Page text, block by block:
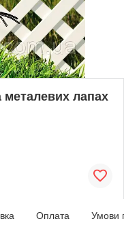
лапах
Оплата Умови